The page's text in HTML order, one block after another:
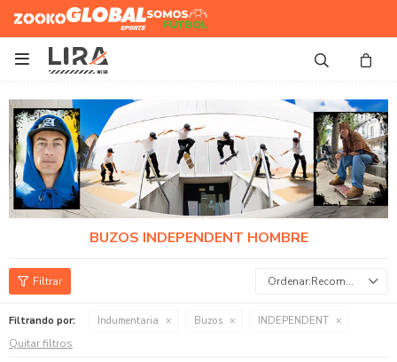
Zooko Global Sports
Somos
Futbol

BUZOS INDEPENDENT HOMBRE
Recomendados
Filtrando por: Indumentaria Buzos INDEPENDENT
Quitar filtros